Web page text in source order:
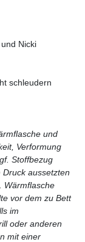
Nicki
schleudern
und
Verformung
Stoffbezug
aussetzten
Wärmflasche
vor dem zu Bett
im
oder anderen
mit einer